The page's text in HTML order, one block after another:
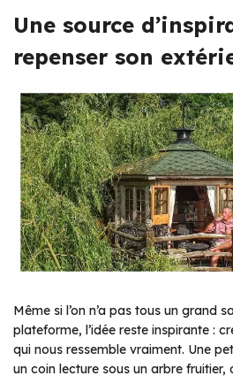
Une source
repenser son
Même si l’on n’a pas tous un grand
plateforme, l’idée reste inspirante :
qui nous ressemble vraiment. Une
un coin lecture sous un arbre fruitier,